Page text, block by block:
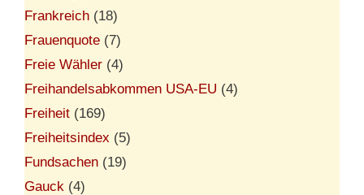
Frankreich (18)
Frauenquote (7)
Freie Wähler (4)
Freihandelsabkommen USA-EU (4)
Freiheit (169)
Freiheitsindex (5)
Fundsachen (19)
Gauck (4)